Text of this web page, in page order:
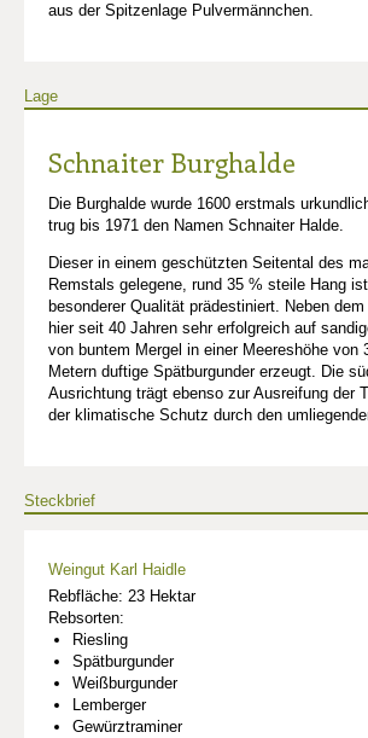
aus der Spitzenlage Pulvermännchen.
Lage
Schnaiter Burghalde
Die Burghalde wurde 1600 erstmals
trug bis 1971 den Namen Schnaiter Halde.
Dieser in einem geschützten Seitental des
Remstals gelegene, rund 35 % steile Hang
besonderer Qualität prädestiniert. Neben
hier seit 40 Jahren sehr erfolgreich auf
von buntem Mergel in einer Meereshöhe von
Metern duftige Spätburgunder erzeugt. Die
Ausrichtung trägt ebenso zur Ausreifung der
der klimatische Schutz durch den
Steckbrief
Weingut Karl Haidle
Rebfläche: 23 Hektar
Rebsorten:
Riesling
Spätburgunder
Weißburgunder
Lemberger
Gewürztraminer